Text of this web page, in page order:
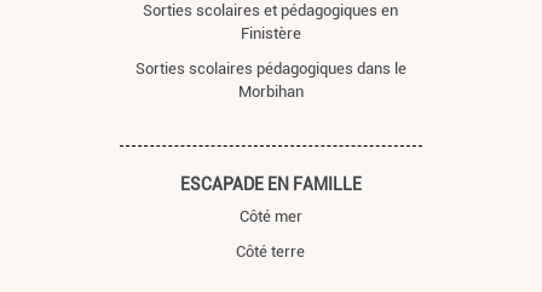
Sorties scolaires et pédagogiques en
Finistère
Sorties scolaires pédagogiques dans le
Morbihan
ESCAPADE EN FAMILLE
Côté mer
Côté terre